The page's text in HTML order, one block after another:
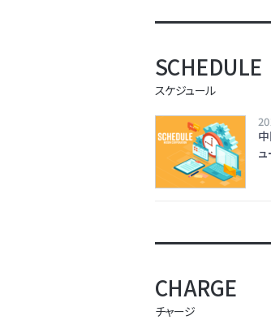
SCHEDULE
スケジュール
CHARGE
チャージ